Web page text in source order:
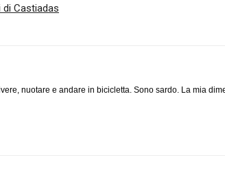
Castiadas
nuotare e andare in bicicletta. Sono sardo. La mia